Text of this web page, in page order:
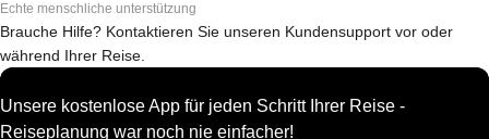
Echte menschliche unterstützung
Brauche Hilfe? Kontaktieren Sie unseren Kundensupport vor oder
während Ihrer Reise.
Unsere kostenlose App für jeden Schritt Ihrer Reise -
Reiseplanung war noch nie einfacher!